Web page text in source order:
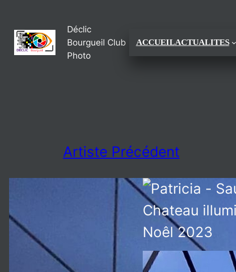
au
contenu
Déclic
Bourgueil Club
Photo
ACCUEILACTUALITES
Artiste Précédent